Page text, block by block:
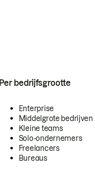
Per bedrijfsgrootte
Enterprise
Middelgrote bedrijven
Kleine teams
Solo-ondernemers
Freelancers
Bureaus